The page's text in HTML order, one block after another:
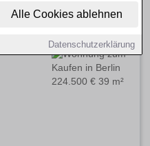
Alle Cookies ablehnen
Datenschutzerklärung